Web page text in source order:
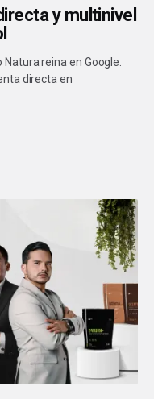
y multinivel
reina en Google.
directa en